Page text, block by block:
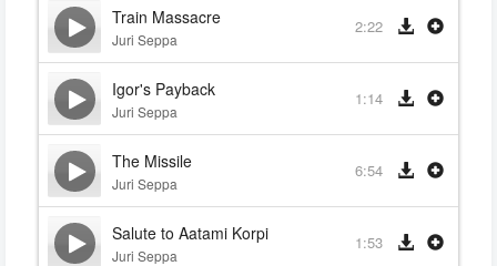
Train Massacre
Juri Seppa
2:22
Igor's Payback
Juri Seppa
1:14
The Missile
Juri Seppa
6:54
Salute to Aatami Korpi
Juri Seppa
1:53